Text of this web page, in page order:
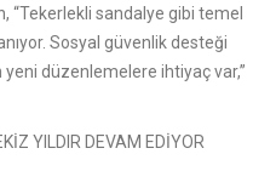
“Tekerlekli sandalye gibi temel
Sosyal güvenlik desteği
düzenlemelere ihtiyaç var,”
YILDIR DEVAM EDİYOR